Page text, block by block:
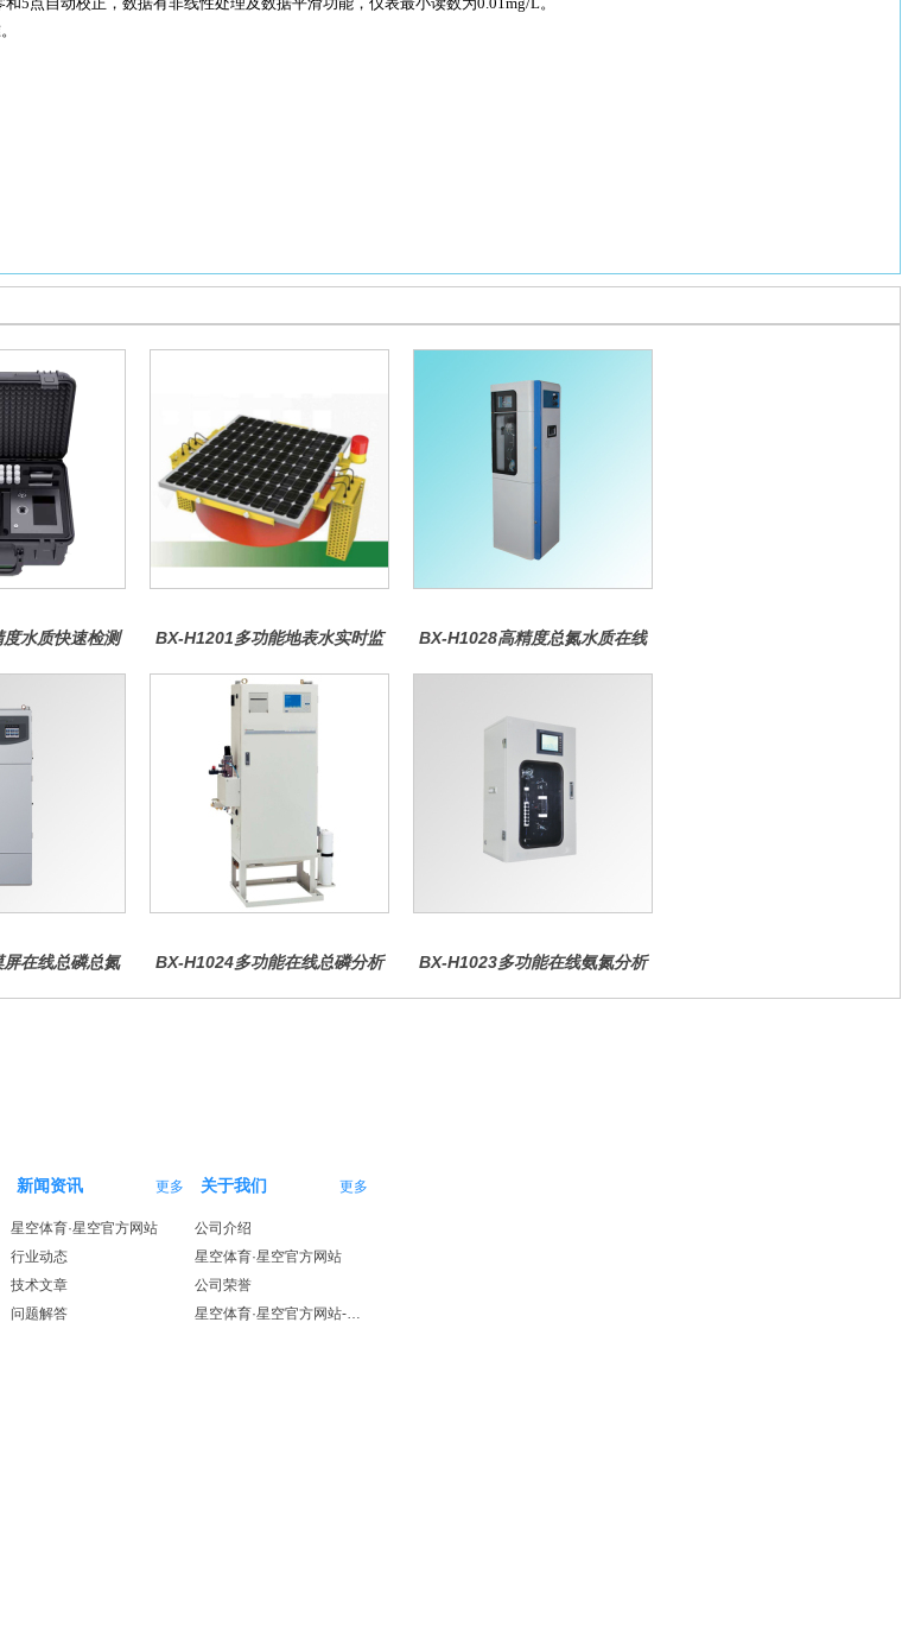
水质快速检测
BX-H1201多功能地表水实时监
BX-H1028高精度总氮水质在线
在线总磷总氮
BX-H1024多功能在线总磷分析
BX-H1023多功能在线氨氮分析
新闻资讯 更多
星空体育·星空官方网站
行业动态
技术文章
问题解答
关于我们 更多
公司介绍
星空体育·星空官方网站
公司荣誉
星空体育·星空官方网站-星空体育（中国）